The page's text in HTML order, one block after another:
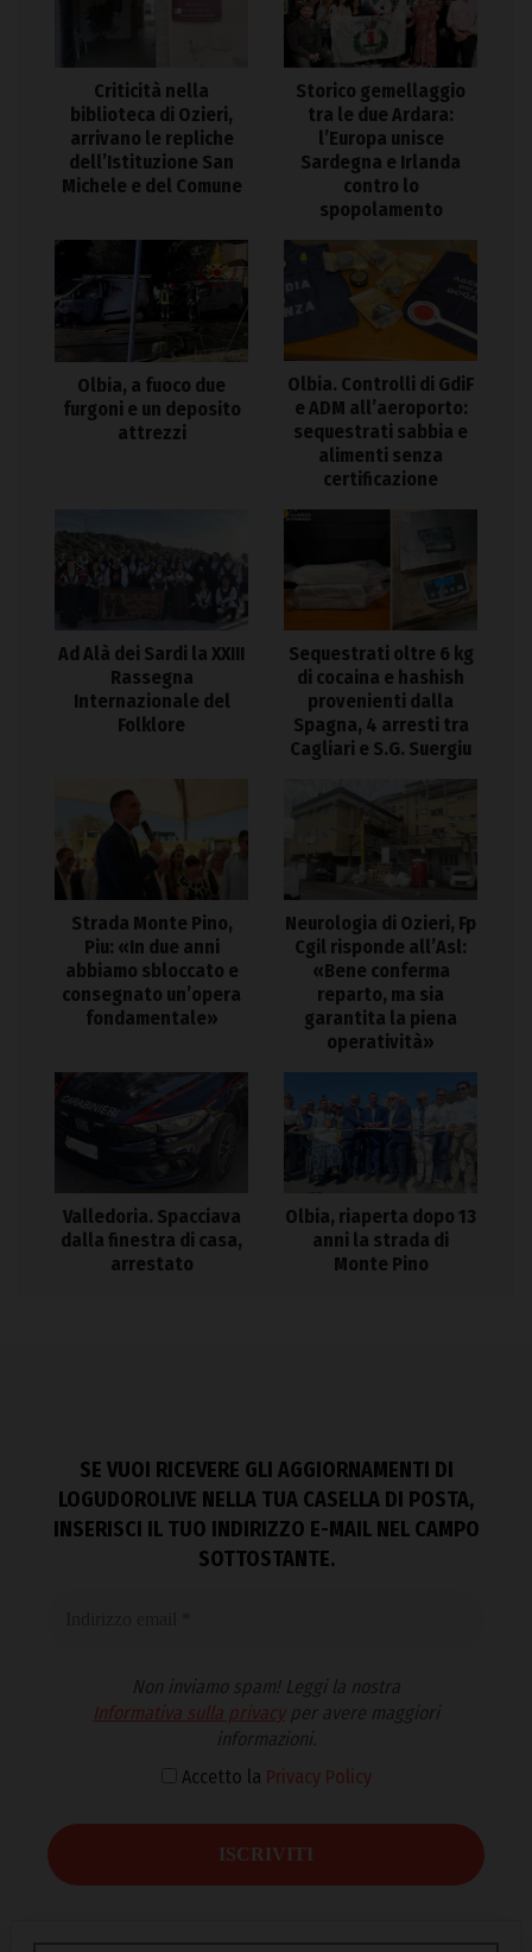
Criticità nella
biblioteca di Ozieri,
arrivano le repliche
dell’Istituzione San
Michele e del Comune
Storico gemellaggio
tra le due Ardara:
l’Europa unisce
Sardegna e Irlanda
contro lo
spopolamento
Olbia, a fuoco due
furgoni e un deposito
attrezzi
Olbia. Controlli di GdiF
e ADM all’aeroporto:
sequestrati sabbia e
alimenti senza
certificazione
Ad Alà dei Sardi la XXIII
Rassegna
Internazionale del
Folklore
Sequestrati oltre 6 kg
di cocaina e hashish
provenienti dalla
Spagna, 4 arresti tra
Cagliari e S.G. Suergiu
Strada Monte Pino,
Piu: «In due anni
abbiamo sbloccato e
consegnato un’opera
fondamentale»
Neurologia di Ozieri, Fp
Cgil risponde all’Asl:
«Bene conferma
reparto, ma sia
garantita la piena
operatività»
Valledoria. Spacciava
dalla finestra di casa,
arrestato
Olbia, riaperta dopo 13
anni la strada di
Monte Pino
SE VUOI RICEVERE GLI AGGIORNAMENTI DI
LOGUDOROLIVE NELLA TUA CASELLA DI POSTA,
INSERISCI IL TUO INDIRIZZO E-MAIL NEL CAMPO
SOTTOSTANTE.
Non inviamo spam! Leggi la nostra
Informativa sulla privacyper avere maggiori
informazioni.
Accetto la Privacy Policy